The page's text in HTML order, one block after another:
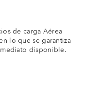
de carga Aérea
lo que se garantiza
disponible.